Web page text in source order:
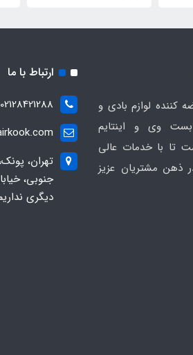
کننده لوازم بادی و
وی و اینتایم
تا با خدمات عالی
ذهن مشتریان عزیز
ارتباط با ما
02128421288
تهران،
دیگری